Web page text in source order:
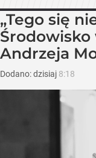
„Tego się
Środowisko
Andrzeja
Dodano:dzisiaj 8:18